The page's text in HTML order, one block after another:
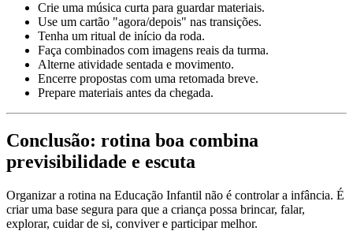
Crie uma música curta para guardar materiais.
Use um cartão "agora/depois" nas transições.
Tenha um ritual de início da roda.
Faça combinados com imagens reais da turma.
Alterne atividade sentada e movimento.
Encerre propostas com uma retomada breve.
Prepare materiais antes da chegada.
Conclusão: rotina boa combina
previsibilidade e escuta
Organizar a rotina na Educação Infantil não é controlar a infância. É
criar uma base segura para que a criança possa brincar, falar,
explorar, cuidar de si, conviver e participar melhor.